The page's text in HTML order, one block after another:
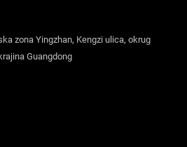
zona Yingzhan, Kengzi ulica, okrug
Guangdong